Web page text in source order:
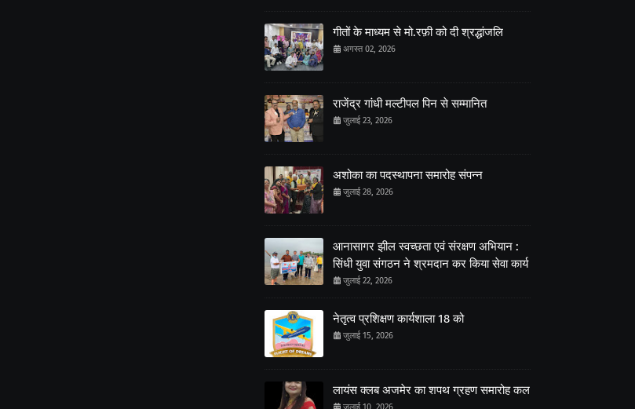
गीतों के माध्यम से मो.रफ़ी को दी श्रद्धांजलि
अगस्त 02, 2026
राजेंद्र गांधी मल्टीपल पिन से सम्मानित
जुलाई 23, 2026
अशोका का पदस्थापना समारोह संपन्न
जुलाई 28, 2026
आनासागर झील स्वच्छता एवं संरक्षण अभियान :
सिंधी युवा संगठन ने श्रमदान कर किया सेवा कार्य
जुलाई 22, 2026
नेतृत्व प्रशिक्षण कार्यशाला 18 को
जुलाई 15, 2026
लायंस क्लब अजमेर का शपथ ग्रहण समारोह कल
जुलाई 10, 2026